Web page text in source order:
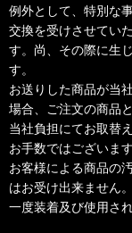
例外として、特別な
交換を受けさせてい
す。尚、その際に生
す。
お送りした商品が当
場合、ご注文の商品
当社負担にてお取替
お手数ではございま
お客様による商品の
はお受け出来ません。
一度装着及び使用さ